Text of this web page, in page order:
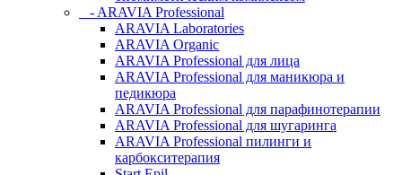
- ARAVIA Professional
ARAVIA Laboratories
ARAVIA Organic
ARAVIA Professional для лица
ARAVIA Professional для маникюра и
педикюра
ARAVIA Professional для парафинотерапии
ARAVIA Professional для шугаринга
ARAVIA Professional пилинги и
карбокситерапия